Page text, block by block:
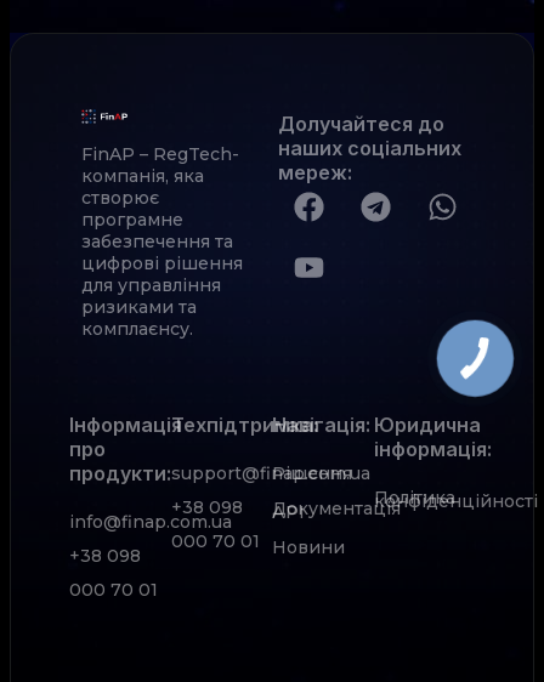
FinAP – RegTech-
компанія, яка
створює
програмне
забезпечення та
цифрові рішення
для управління
ризиками та
комплаєнсу.
Долучайтеся до
наших соціальних
мереж:
Інформація
про
продукти:
info@finap.com.ua
+38 098
000 70 01
Техпідтримка:
support@finap.com.ua
+38 098
000 70 01
Рішення
Документація
АРІ
Новини
Навігація: Юридична
інформація:
Політика
конфіденційності